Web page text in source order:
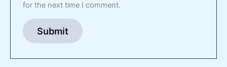
for the next time I comment.